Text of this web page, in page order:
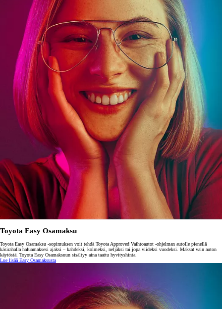
Toyota Easy Osamaksu
Toyota Easy Osamaksu -sopimuksen voit tehdä Toyota Approved Vaihtoautot -ohjelman autolle pienellä
käsirahalla haluamaksesi ajaksi – kahdeksi, kolmeksi, neljäksi tai jopa viideksi vuodeksi. Maksat vain auton
käytöstä. Toyota Easy Osamaksuun sisältyy aina taattu hyvityshinta.
Lue lisää Easy Osamaksusta